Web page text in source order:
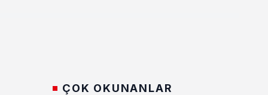
ÇOK OKUNANLAR